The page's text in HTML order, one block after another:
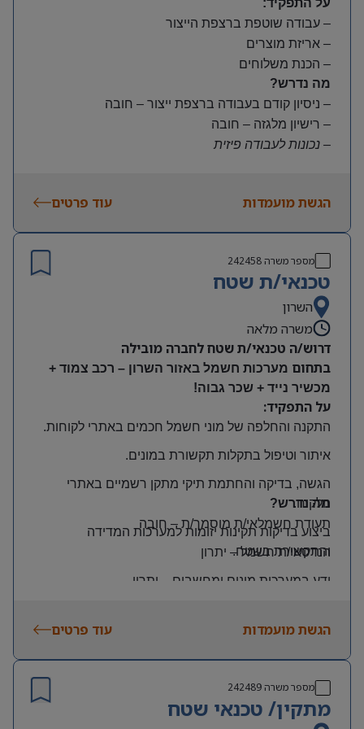
על התפקיד:
– עבודה שוטפת ברצפת הייצור
– אריזת מוצרים
– הכנת משלוחים
מה נדרש?
– ניסיון קודם בעבודה ברצפת ייצור – חובה
– רישיון מלגזה – חובה
– נכונות לעבודה פיזית
משרה מלאה | ימים א-ה | 6:30-15:30
קרן השתלמות ובונוסים
עובד חברה מהיום הראשון
מיקום: חדרה
הגשת מועמדות עוד פרטים
מספר משרה242458
טכנאי/ת שטח
השרון
משרה מלאה
דרוש/ה טכנאי/ת שטח לחברה מובילה
בתחום מערכות חשמל באזור השרון – רכב צמוד +
מכשיר נייד + שכר גבוה!
על התפקיד:
התקנה והחלפה של מוני חשמל חכמים באתרי לקוחות.
איתור וטיפול בתקלות תקשורת במונים.
הגשה, בדיקה והחתמת תיקי מתקן רשמיים באתרי
הלקוח.
ביצוע בדיקות תקינות יזומות למערכות המדידה
והתקשורת בשטח.
מה נדרש?
תעודת חשמלאי/ת מוסמך/ת – חובה
הנדסאי/ת חשמל– יתרון
ידע במערכות מונים ומחשבים יתרון
היקף משרה:
משרה מלאה | ימים: א’-ה’ | שעות: 8:00–17:00
תנאים:
רכב צמוד וטלפון סלולרי
שכר גבוה
הגשת מועמדות עוד פרטים
מספר משרה242489
מתקין/ טכנאי שטח